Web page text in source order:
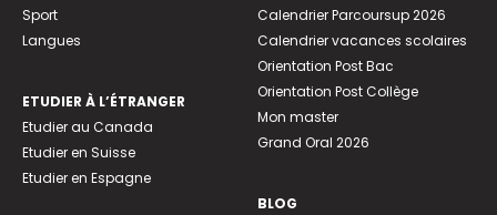
Sport
Langues
ETUDIER À L’ÉTRANGER
Etudier au Canada
Etudier en Suisse
Etudier en Espagne
Calendrier Parcoursup 2026
Calendrier vacances scolaires
Orientation Post Bac
Orientation Post Collège
Mon master
Grand Oral 2026
BLOG